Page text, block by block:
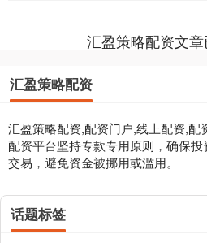
汇盈策略配资文
汇盈策略配资
汇盈策略配资,配资门户,线上配资,配
配资平台坚持专款专用原则，确保
交易，避免资金被挪用或滥用。
话题标签